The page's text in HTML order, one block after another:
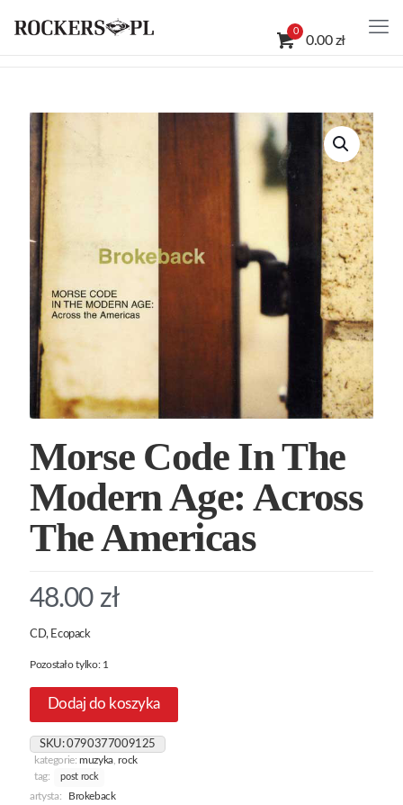
0
0.00 zł
Morse Code In The
Modern Age: Across
The Americas
48.00 zł
CD, Ecopack
Pozostało tylko: 1
Dodaj do koszyka
SKU:0790377009125
kategorie:muzyka ,rock
tag:
post rock
artysta:
Brokeback